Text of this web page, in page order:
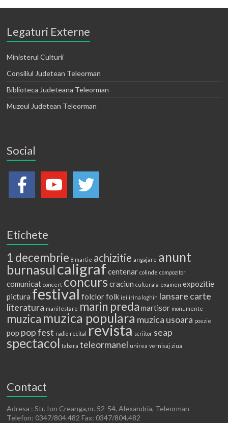
Legaturi Externe
Ministerul Culturii
Consiliul Judetean Teleorman
Biblioteca Judeteana Teleorman
Muzeul Judetean Teleorman
Social
Etichete
1 decembrie 8 martie achizitie angajare anunt
burnasulcaligraf centenar colinde compozitor
comunicat concert concurs craciun culturala examen expozitie
pictura festival folclorfolk iei irina loghin lansare carte
literatura manifestare marin preda martisor monumente
muzica muzica populara muzica usoara poezie
pop pop fest radio recital revista scriitor seap
spectacol tabara teleormanel unirea vernisaj ziua
Contact
Adresa : Str. Ion Creanga,nr. 52-54, Alexandria, Teleorman
Telefon: 0347/804.482 Fax: 0347/804.482